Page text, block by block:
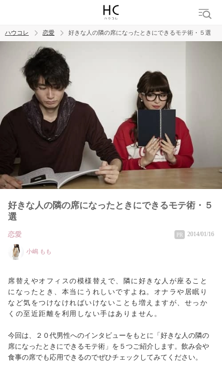
トレンド ワード
恋愛
ハウコレ 恋愛 好きな人の隣の席になったときにできるモテ術・５選
好きな人の隣の席になったときにできるモテ術・５
選
恋愛 PR 2014/01/16
小嶋 もも
席替えやオフィスの模様替えで、隣に好きな人が座ること
になったとき、本当にうれしいですよね。オナラや居眠り
など気をつけなければいけないことも増えますが、せっか
くの至近距離を利用しない手はありません。
今回は、２０代男性へのインタビューをもとに「好きな人の隣の
席になったときにできるモテ術」を５つご紹介します。飲み会や
食事の席でも応用できるのでぜひチェックしてみてください。